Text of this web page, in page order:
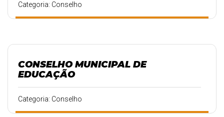
Categoria: Conselho
CONSELHO MUNICIPAL DE
EDUCAÇÃO
Categoria: Conselho